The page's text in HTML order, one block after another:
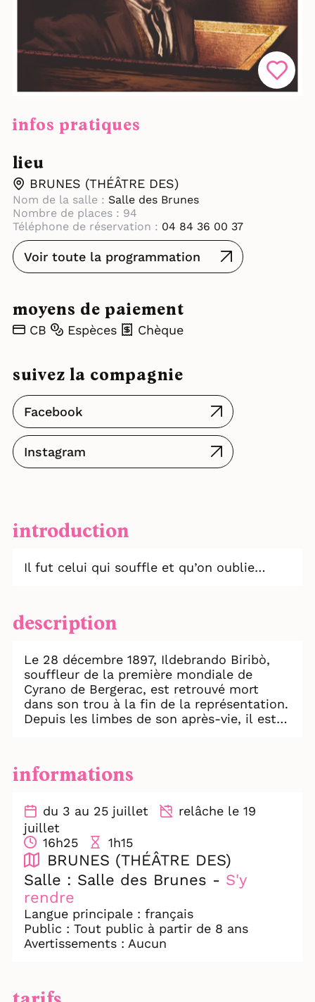
infos pratiques
lieu
BRUNES (THÉÂTRE DES)
Nom de la salle : Salle des Brunes
Nombre de places : 94
Téléphone de réservation : 04 84 36 00 37
Voir toute la programmation
moyens de paiement
CB Espèces Chèque
suivez la compagnie
Facebook
Instagram
introduction
Il fut celui qui souffle et qu’on oublie…
description
Le 28 décembre 1897, Ildebrando Biribò,
souffleur de la première mondiale de
Cyrano de Bergerac, est retrouvé mort
dans son trou à la fin de la représentation.
Depuis les limbes de son après-vie, il est
d’Emmanuel Vacca s’est mis en tête
d’écrire une pièce sur le moment de sa
Il décide alors de revenir sur terre pour
interpréter son propre rôle.
Mais très vite, emporté par la joie de
revivre et d’être pour la dernière fois celui
qu’on écoute, Ildebrando délaisse
l’interprétation du texte de son auteur
pour pouvoir enfin se raconter lui-même.
informations
du 3 au 25 juillet
relâche le 19
juillet
16h25
1h15
BRUNES (THÉÂTRE DES)
Salle : Salle des Brunes - S'y
rendre
Langue principale : français
Public : Tout public à partir de 8 ans
Avertissements : Aucun